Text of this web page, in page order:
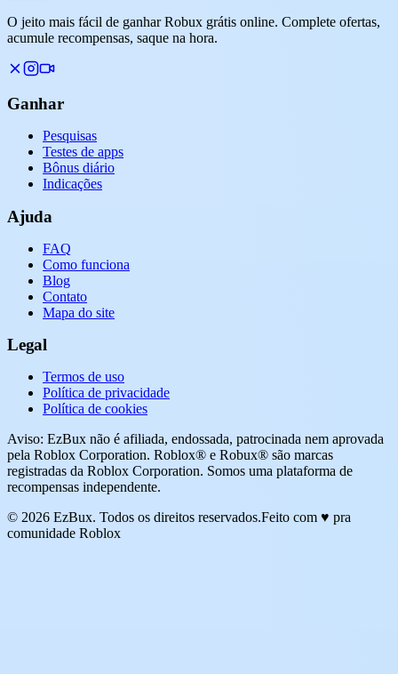
O jeito mais fácil de ganhar Robux grátis online. Complete ofertas,
acumule recompensas, saque na hora.
Ganhar
Pesquisas
Testes de apps
Bônus diário
Indicações
Ajuda
FAQ
Como funciona
Blog
Contato
Mapa do site
Legal
Termos de uso
Política de privacidade
Política de cookies
Aviso: EzBux não é afiliada, endossada, patrocinada nem aprovada
pela Roblox Corporation. Roblox® e Robux® são marcas
registradas da Roblox Corporation. Somos uma plataforma de
recompensas independente.
© 2026 EzBux. Todos os direitos reservados.Feito com ♥ pra
comunidade Roblox